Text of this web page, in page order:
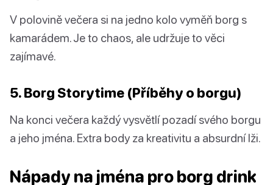
V polovině večera si na jedno kolo vyměň borg s
kamarádem. Je to chaos, ale udržuje to věci
zajímavé.
5. Borg Storytime (Příběhy o borgu)
Na konci večera každý vysvětlí pozadí svého borgu
a jeho jména. Extra body za kreativitu a absurdní lži.
Nápady na jména pro borg drink